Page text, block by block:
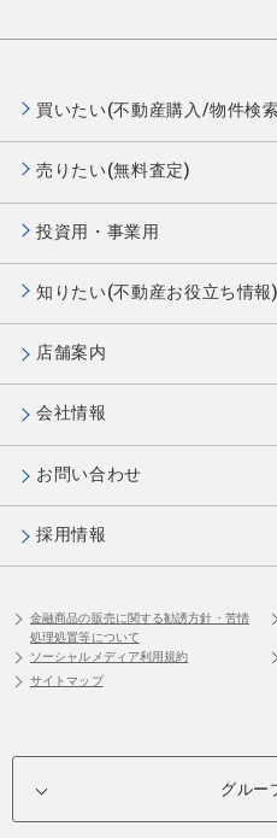
買いたい(不動産購入/物件検
売りたい(無料査定)
投資用・事業用
知りたい(不動産お役立ち情報)
店舗案内
会社情報
お問い合わせ
採用情報
金融商品の販売に関する勧誘方針・苦情
処理処置等について
ソーシャルメディア利用規約
サイトマップ
グルー